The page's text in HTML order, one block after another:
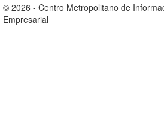
© 2026 - Centro Metropolitano de
Empresarial